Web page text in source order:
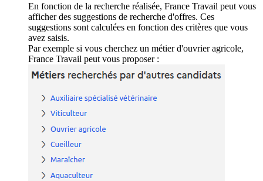
En fonction de la recherche réalisée, France Travail peut vous
afficher des suggestions de recherche d'offres. Ces
suggestions sont calculées en fonction des critères que vous
avez saisis.
Par exemple si vous cherchez un métier d'ouvrier agricole,
France Travail peut vous proposer :